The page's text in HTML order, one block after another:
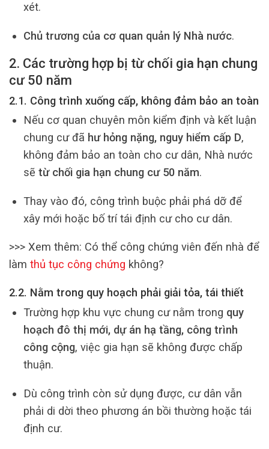
xét.
Chủ trương của cơ quan quản lý Nhà nước.
2. Các trường hợp bị từ chối gia hạn chung
cư 50 năm
2.1. Công trình xuống cấp, không đảm bảo an toàn
Nếu cơ quan chuyên môn kiểm định và kết luận
chung cư đã hư hỏng nặng, nguy hiểm cấp D,
không đảm bảo an toàn cho cư dân, Nhà nước
sẽ từ chối gia hạn chung cư 50 năm.
Thay vào đó, công trình buộc phải phá dỡ để
xây mới hoặc bố trí tái định cư cho cư dân.
>>> Xem thêm: Có thể công chứng viên đến nhà để
làm thủ tục công chứng không?
2.2. Nằm trong quy hoạch phải giải tỏa, tái thiết
Trường hợp khu vực chung cư nằm trong quy
hoạch đô thị mới, dự án hạ tầng, công trình
công cộng, việc gia hạn sẽ không được chấp
thuận.
Dù công trình còn sử dụng được, cư dân vẫn
phải di dời theo phương án bồi thường hoặc tái
định cư.